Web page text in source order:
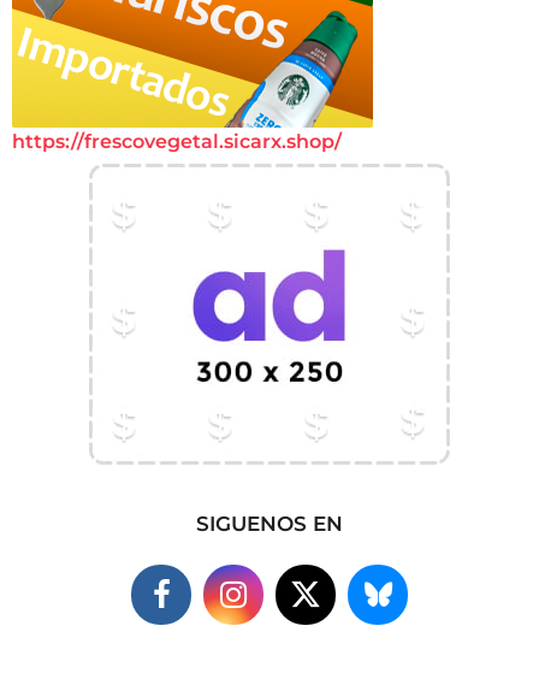
https://frescovegetal.sicarx.shop/
SIGUENOS EN